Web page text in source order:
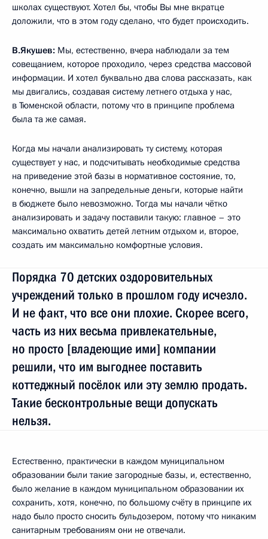
школах существуют. Хотел бы, чтобы Вы мне вкратце
доложили, что в этом году сделано, что будет происходить.
В.Якушев: Мы, естественно, вчера наблюдали за тем
совещанием, которое проходило, через средства массовой
информации. И хотел буквально два слова рассказать, как
мы двигались, создавая систему летнего отдыха у нас,
в Тюменской области, потому что в принципе проблема
была та же самая.
Когда мы начали анализировать ту систему, которая
существует у нас, и подсчитывать необходимые средства
на приведение этой базы в нормативное состояние, то,
конечно, вышли на запредельные деньги, которые найти
в бюджете было невозможно. Тогда мы начали чётко
анализировать и задачу поставили такую: главное – это
максимально охватить детей летним отдыхом и, второе,
создать им максимально комфортные условия.
Порядка 70 детских оздоровительных
учреждений только в прошлом году исчезло.
И не факт, что все они плохие. Скорее всего,
часть из них весьма привлекательные,
но просто [владеющие ими] компании
решили, что им выгоднее поставить
коттеджный посёлок или эту землю продать.
Такие бесконтрольные вещи допускать
нельзя.
Естественно, практически в каждом муниципальном
образовании были такие загородные базы, и, естественно,
было желание в каждом муниципальном образовании их
сохранить, хотя, конечно, по большому счёту в принципе их
надо было просто сносить бульдозером, потому что никаким
санитарным требованиям они не отвечали.